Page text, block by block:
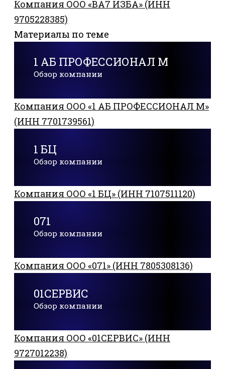
Компания ООО «ВА7 ИЗБА» (ИНН
9705228385)
Материалы по теме
1 АБ ПРОФЕССИОНАЛ М
Обзор компании
Компания ООО «1 АБ ПРОФЕССИОНАЛ М»
(ИНН 7701739561)
1 БЦ
Обзор компании
Компания ООО «1 БЦ» (ИНН 7107511120)
071
Обзор компании
Компания ООО «071» (ИНН 7805308136)
01СЕРВИС
Обзор компании
Компания ООО «01СЕРВИС» (ИНН
9727012238)